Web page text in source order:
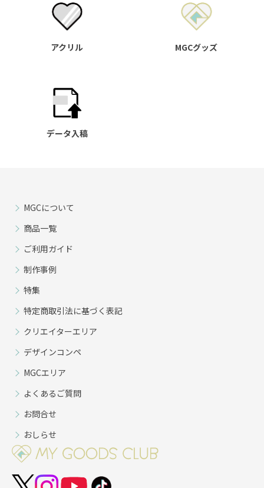
アクリル MGCグッズ
データ入稿
MGCについて
商品一覧
ご利用ガイド
制作事例
特集
特定商取引法に基づく表記
クリエイターエリア
デザインコンペ
MGCエリア
よくあるご質問
お問合せ
おしらせ